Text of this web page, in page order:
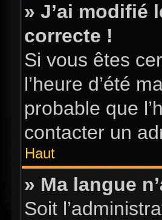
» J’ai modifié
correcte !
Si vous êtes
l’heure d’été
probable que
contacter un
Haut
» Ma langue
Soit